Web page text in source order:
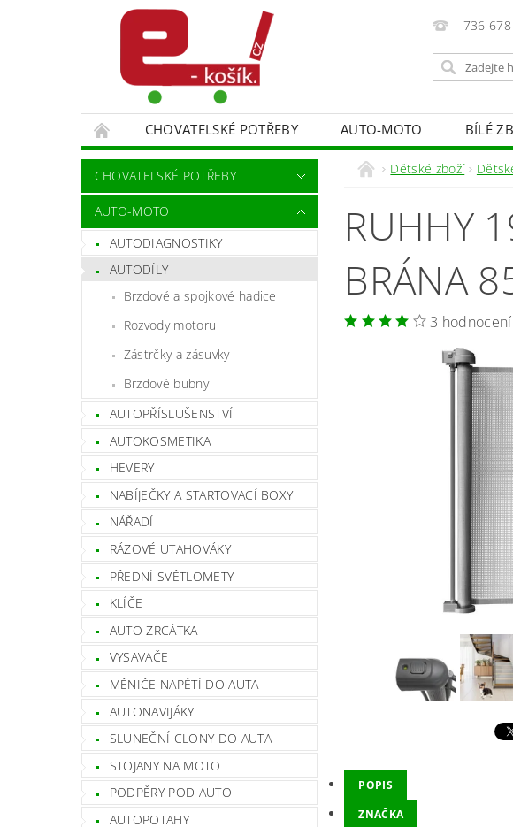
736
CHOVATELSKÉ POTŘEBY AUTO-MOTO BÍLÉ
MALÍŘSKÉ NÁŘADÍ DOPLŇKY
MONITOROVACÍ TECHNIKA A
SPORT A TURISTIKA
DĚTSKÉ ZBOŽÍ
CHOVATELSKÉ POTŘEBY
AUTO-MOTO
AUTODIAGNOSTIKY
AUTODÍLY
Brzdové a spojkové hadice
Rozvody motoru
Zástrčky a zásuvky
Brzdové bubny
AUTOPŘÍSLUŠENSTVÍ
AUTOKOSMETIKA
HEVERY
NABÍJEČKY A STARTOVACÍ BOXY
NÁŘADÍ
RÁZOVÉ UTAHOVÁKY
PŘEDNÍ SVĚTLOMETY
KLÍČE
AUTO ZRCÁTKA
VYSAVAČE
MĚNIČE NAPĚTÍ DO AUTA
AUTONAVIJÁKY
SLUNEČNÍ CLONY DO AUTA
STOJANY NA MOTO
PODPĚRY POD AUTO
AUTOPOTAHY
Dětské zboží
RUHHY
BRÁNA
3 hodnocení
POPIS
ZNAČKA